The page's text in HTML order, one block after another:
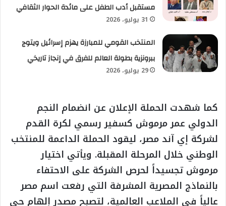
مستقبل أدب الطفل على مائدة الحوار الثقافي
31 يوليو، 2026
المنتخب القومي للمبارزة يهزم إسرائيل ويتوج
ببرونزية بطولة العالم للفرق في إنجاز تاريخي
29 يوليو، 2026
كما شهدت الحملة الإعلان عن انضمام النجم
الدولي عمر مرموش كسفير رسمي لكرة القدم
لشركة إي آند مصر، ليقود الحملة الداعمة للمنتخب
الوطني خلال المرحلة المقبلة. ويأتي اختيار
مرموش تجسيداً لحرص الشركة على الاحتفاء
بالنماذج المصرية المشرفة التي رفعت اسم مصر
عالياً في الملاعب العالمية، لتصبح مصدر إلهام حي